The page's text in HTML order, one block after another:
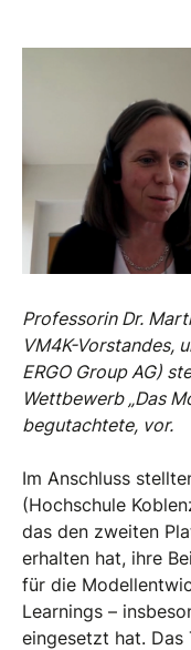
Professorin Dr.
VM4K-Vorstandes,
ERGO Group AG)
Wettbewerb „Das
begutachtete, vor.
Im Anschluss
(Hochschule
das den zweiten
erhalten hat, ihre
für die
Learnings –
eingesetzt hat. Das